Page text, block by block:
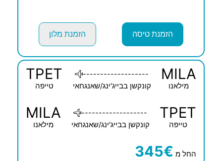
הזמנת טיסה הזמנת מלון
MILA
מילאנו
-------------------
קונקשן בבייג'ינג/שאנגחאי
TPET
טייפה
TPET
טייפה
-------------------
קונקשן בבייג'ינג/שאנגחאי
MILA
מילאנו
החל מ 345€